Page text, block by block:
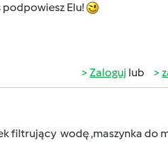
Elu!
Zaloguj lub
filtrujący wodę ,maszynka do